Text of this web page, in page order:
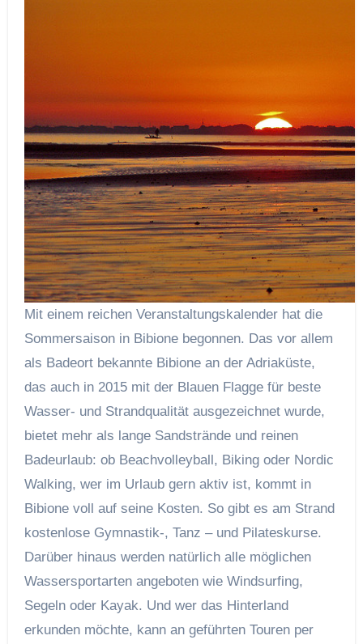
Mit einem reichen Veranstaltungskalender hat die
Sommersaison in Bibione begonnen. Das vor allem
als Badeort bekannte Bibione an der Adriaküste,
das auch in 2015 mit der Blauen Flagge für beste
Wasser- und Strandqualität ausgezeichnet wurde,
bietet mehr als lange Sandstrände und reinen
Badeurlaub: ob Beachvolleyball, Biking oder Nordic
Walking, wer im Urlaub gern aktiv ist, kommt in
Bibione voll auf seine Kosten. So gibt es am Strand
kostenlose Gymnastik-, Tanz – und Pilateskurse.
Darüber hinaus werden natürlich alle möglichen
Wassersportarten angeboten wie Windsurfing,
Segeln oder Kayak. Und wer das Hinterland
erkunden möchte, kann an geführten Touren per